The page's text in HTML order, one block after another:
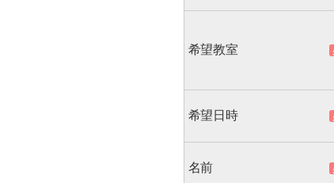
希望教室
希望日時
名前